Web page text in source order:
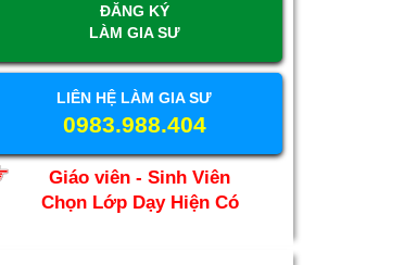
ĐĂNG KÝ
LÀM GIA SƯ
LIÊN HỆ LÀM GIA SƯ
0983.988.404
Giáo viên - Sinh Viên
Chọn Lớp Dạy Hiện Có